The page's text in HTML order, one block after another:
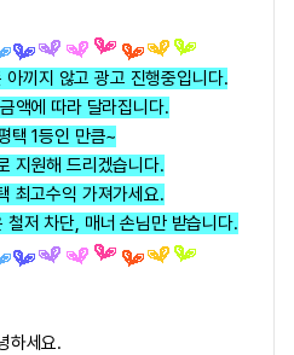
끼지 않고 광고 진행중입니다.
액에 따라 달라집니다.
택 1등인 만큼~
지원해 드리겠습니다.
최고수익 가져가세요.
철저 차단, 매너 손님만 받습니다.
하세요.